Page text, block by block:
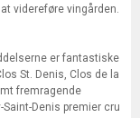
videreføre vingården.
er fantastiske
St. Denis, Clos de la
fremragende
Denis premier cru